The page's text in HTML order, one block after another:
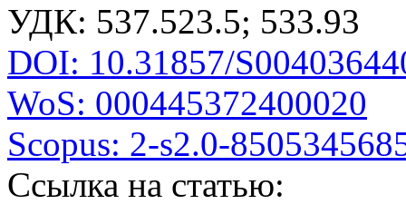
УДК: 537.523.5; 533.93
DOI: 10.31857/
WoS: 000445372400020
Scopus: 2-s2.0-
Ссылка на статью: